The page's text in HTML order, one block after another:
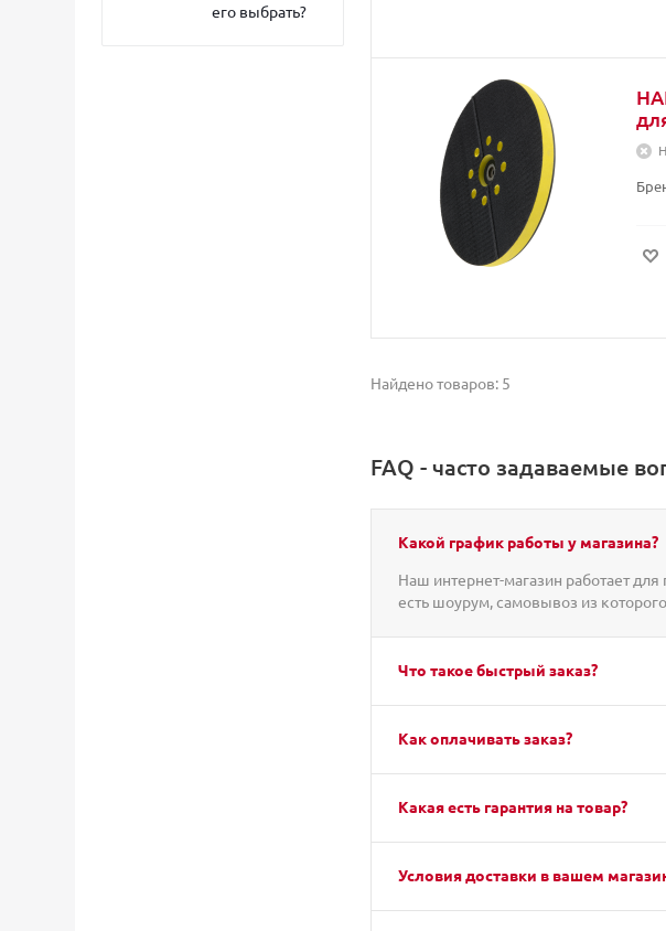
его выбрать?
Найдено товаров: 5
FAQ - часто задаваемые
Какой график работы у магазина?
Наш интернет-магазин работает
есть шоурум, самовывоз из
Что такое быстрый заказ?
Как оплачивать заказ?
Какая есть гарантия на товар?
Условия доставки в вашем